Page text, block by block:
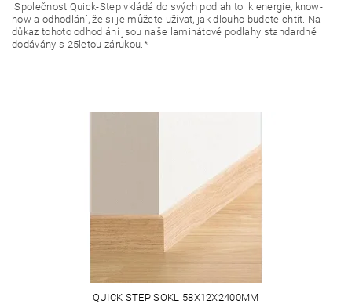
Společnost Quick-Step vkládá do svých podlah tolik energie, know-
how a odhodlání, že si je můžete užívat, jak dlouho budete chtít. Na
důkaz tohoto odhodlání jsou naše laminátové podlahy standardně
dodávány s 25letou zárukou.*
QUICK STEP SOKL 58X12X2400MM